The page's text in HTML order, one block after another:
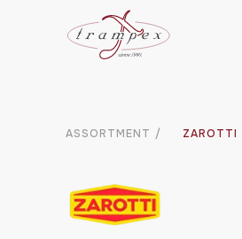
ASSORTMENT / ZAROTTI